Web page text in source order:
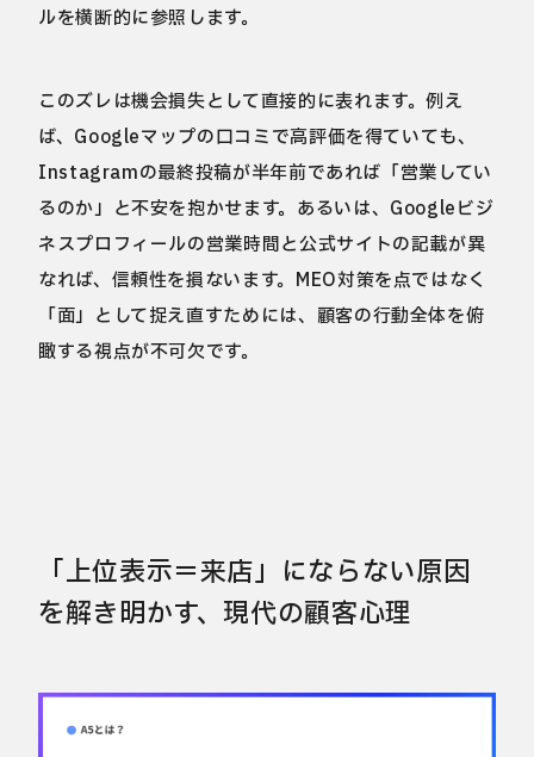
ルを横断的に参照します。
このズレは機会損失として直接的に表れます。例え
ば、Googleマップの口コミで高評価を得ていても、
Instagramの最終投稿が半年前であれば「営業してい
るのか」と不安を抱かせます。あるいは、Googleビジ
ネスプロフィールの営業時間と公式サイトの記載が異
なれば、信頼性を損ないます。MEO対策を点ではなく
「面」として捉え直すためには、顧客の行動全体を俯
瞰する視点が不可欠です。
「上位表示＝来店」にならない原因
を解き明かす、現代の顧客心理